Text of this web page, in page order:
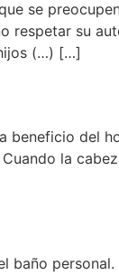
se
respetar su
(…) […]
beneficio del
la
baño